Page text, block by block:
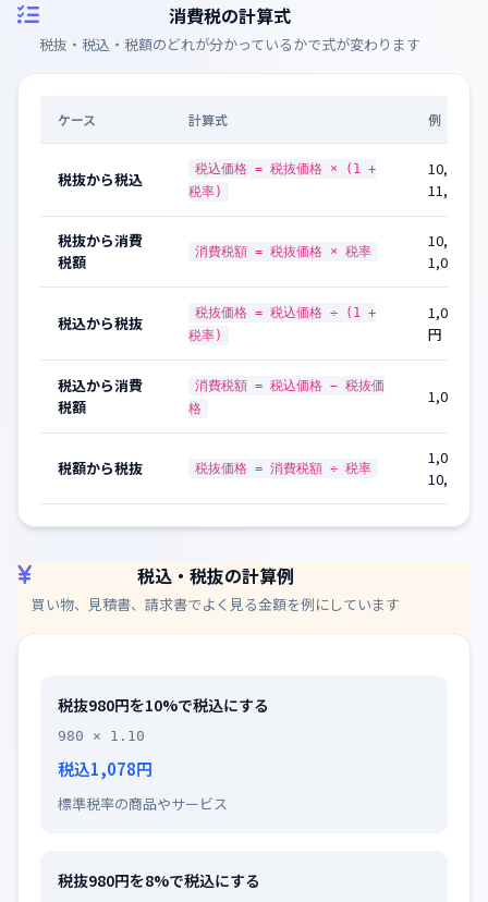
消費税の計算式
税抜・税込・税額のどれが分かっているかで式が変わります
ケース 計算式 例
税抜から税込
税込価格 = 税抜価格 × (1 +
税率)
10,000
11,000円
税抜から消費
税額
消費税額 = 税抜価格 × 税率
10,000
1,000円
税込から税抜
税抜価格 = 税込価格 ÷ (1 +
税率)
1,080 ÷
円
税込から消費
税額
消費税額 = 税込価格 − 税抜価
格
1,080 −
税額から税抜 税抜価格 = 消費税額 ÷ 税率
1,000 ÷
10,000円
税込・税抜の計算例
買い物、見積書、請求書でよく見る金額を例にしています
税抜980円を10%で税込にする
980 × 1.10
税込1,078円
標準税率の商品やサービス
税抜980円を8%で税込にする